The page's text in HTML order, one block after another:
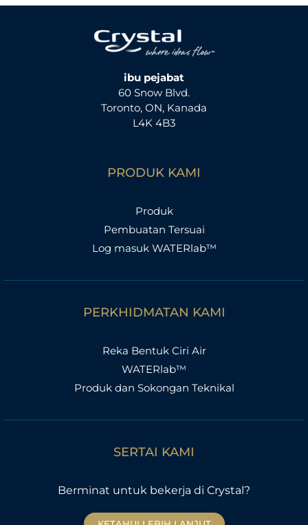
ibu pejabat
60 Snow Blvd.
Toronto, ON, Kanada
L4K 4B3
PRODUK KAMI
Produk
Pembuatan Tersuai
Log masuk WATERlab™
PERKHIDMATAN KAMI
Reka Bentuk Ciri Air
WATERlab™
Produk dan Sokongan Teknikal
SERTAI KAMI
Berminat untuk bekerja di Crystal?